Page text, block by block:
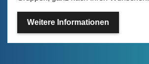
Weitere Informationen